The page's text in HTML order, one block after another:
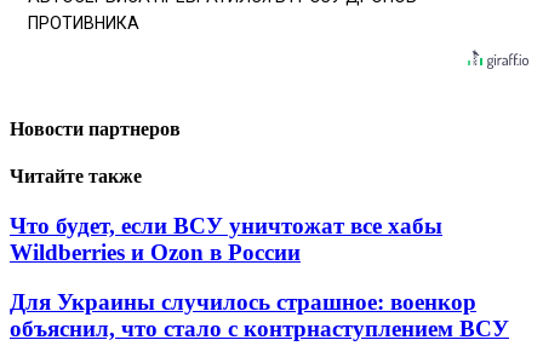
ПРОТИВНИКА
Новости партнеров
Читайте также
Что будет, если ВСУ уничтожат все хабы
Wildberries и Ozon в России
Для Украины случилось страшное: военкор
объяснил, что стало с контрнаступлением ВСУ